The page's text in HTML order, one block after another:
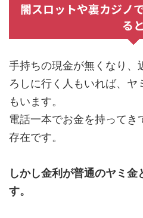
闇スロットや裏カジノ
ると
手持ちの現金が無くなり、
ろしに行く人もいれば、ヤ
もいます。
電話一本でお金を持ってき
存在です。
しかし金利が普通のヤミ
す。